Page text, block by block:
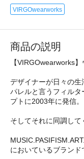
VIRGOwearworks
商品の説明
【VIRGOwearworks
デザイナーが日々の
パレルと言うフィル
プトに2003年に発信。
そしてそれに同調して
においているブランド